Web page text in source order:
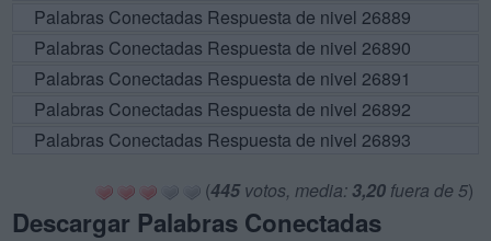
Palabras Conectadas Respuesta de nivel 26889
Palabras Conectadas Respuesta de nivel 26890
Palabras Conectadas Respuesta de nivel 26891
Palabras Conectadas Respuesta de nivel 26892
Palabras Conectadas Respuesta de nivel 26893
(445votos, media: 3,20 fuera de 5)
Descargar Palabras Conectadas